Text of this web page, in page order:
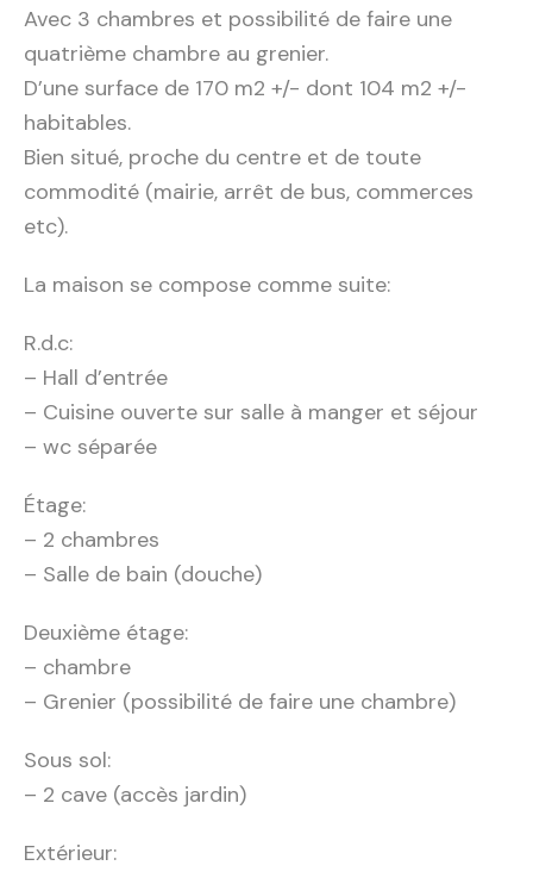
Avec 3 chambres et possibilité de faire une
quatrième chambre au grenier.
D’une surface de 170 m2 +/- dont 104 m2 +/-
habitables.
Bien situé, proche du centre et de toute
commodité (mairie, arrêt de bus, commerces
etc).
La maison se compose comme suite:
R.d.c:
– Hall d’entrée
– Cuisine ouverte sur salle à manger et séjour
– wc séparée
Étage:
– 2 chambres
– Salle de bain (douche)
Deuxième étage:
– chambre
– Grenier (possibilité de faire une chambre)
Sous sol:
– 2 cave (accès jardin)
Extérieur: